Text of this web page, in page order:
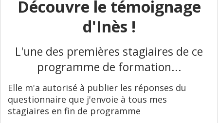
Découvre le témoignage
d'Inès !
L'une des premières stagiaires de ce
programme de formation...
Elle m'a autorisé à publier les réponses du
questionnaire que j'envoie à tous mes
stagiaires en fin de programme